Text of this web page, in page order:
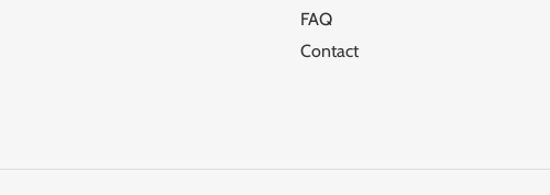
FAQ
Contact